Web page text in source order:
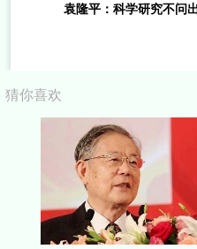
袁隆平：科学研究不问
猜你喜欢